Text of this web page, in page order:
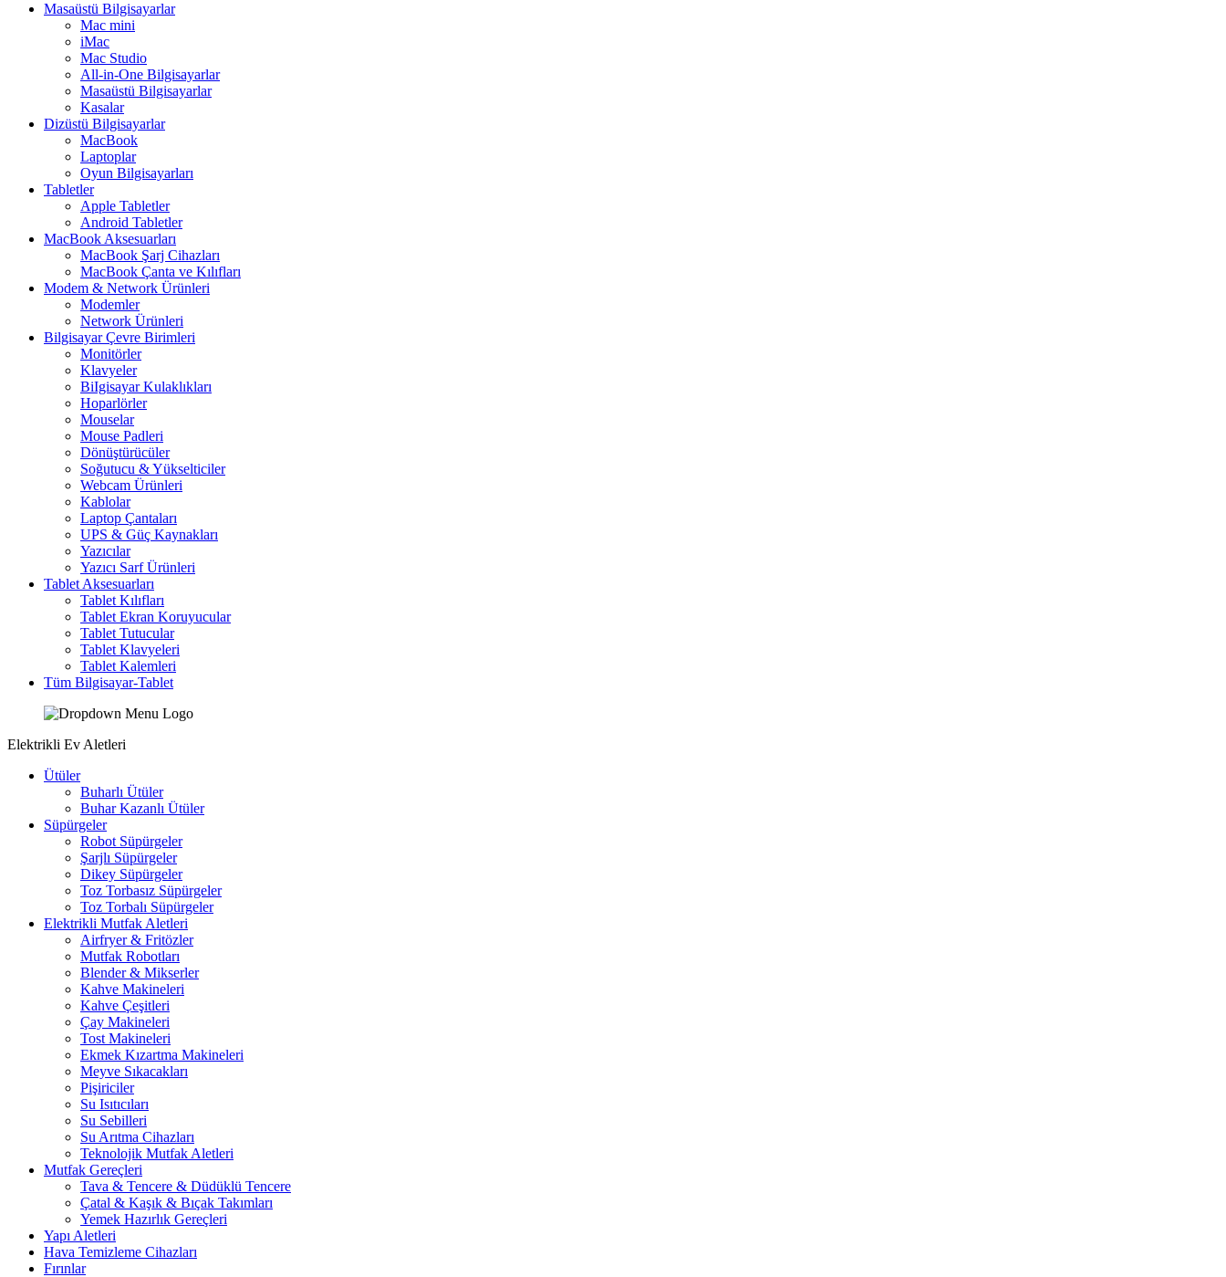
Masaüstü Bilgisayarlar
Mac mini
iMac
Mac Studio
All-in-One Bilgisayarlar
Masaüstü Bilgisayarlar
Kasalar
Dizüstü Bilgisayarlar
MacBook
Laptoplar
Oyun Bilgisayarları
Tabletler
Apple Tabletler
Android Tabletler
MacBook Aksesuarları
MacBook Şarj Cihazları
MacBook Çanta ve Kılıfları
Modem & Network Ürünleri
Modemler
Network Ürünleri
Bilgisayar Çevre Birimleri
Monitörler
Klavyeler
BiIgisayar Kulaklıkları
Hoparlörler
Mouselar
Mouse Padleri
Dönüştürücüler
Soğutucu & Yükselticiler
Webcam Ürünleri
Kablolar
Laptop Çantaları
UPS & Güç Kaynakları
Yazıcılar
Yazıcı Sarf Ürünleri
Tablet Aksesuarları
Tablet Kılıfları
Tablet Ekran Koruyucular
Tablet Tutucular
Tablet Klavyeleri
Tablet Kalemleri
Tüm Bilgisayar-Tablet
Elektrikli Ev Aletleri
Ütüler
Buharlı Ütüler
Buhar Kazanlı Ütüler
Süpürgeler
Robot Süpürgeler
Şarjlı Süpürgeler
Dikey Süpürgeler
Toz Torbasız Süpürgeler
Toz Torbalı Süpürgeler
Elektrikli Mutfak Aletleri
Airfryer & Fritözler
Mutfak Robotları
Blender & Mikserler
Kahve Makineleri
Kahve Çeşitleri
Çay Makineleri
Tost Makineleri
Ekmek Kızartma Makineleri
Meyve Sıkacakları
Pişiriciler
Su Isıtıcıları
Su Sebilleri
Su Arıtma Cihazları
Teknolojik Mutfak Aletleri
Mutfak Gereçleri
Tava & Tencere & Düdüklü Tencere
Çatal & Kaşık & Bıçak Takımları
Yemek Hazırlık Gereçleri
Yapı Aletleri
Hava Temizleme Cihazları
Fırınlar